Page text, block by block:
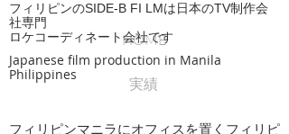
Japanese film production in Manila
Philippines
HOME
実績
フィリピンのSIDE-B FI LMは日本のTV制作会
社専門
ロケコーディネート会社です
フィリピンマニラにオフィスを置くフィリピ